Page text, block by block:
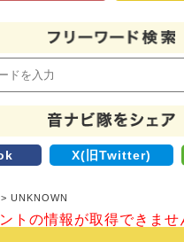
X(旧Twitter)
> UNKNOWN
トの情報が取得できませ